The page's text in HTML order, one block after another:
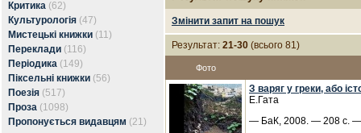
Критика (62)
Культурологія (47)
Мистецькі книжки (11)
Переклади (116)
Періодика (149)
Піксельні книжки (56)
Поезія (517)
Проза (1098)
Пропонується видавцям (21)
Змінити запит на пошук
Результат: 21-30 (всього 81)
Фото
З варяг у греки, або
Е.Гата
— БаК, 2008. — 208 с. —